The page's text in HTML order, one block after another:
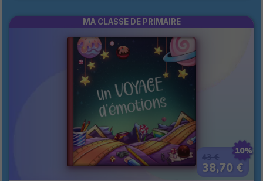
10%
38,70 €
MA CLASSE DE PRIMAIRE